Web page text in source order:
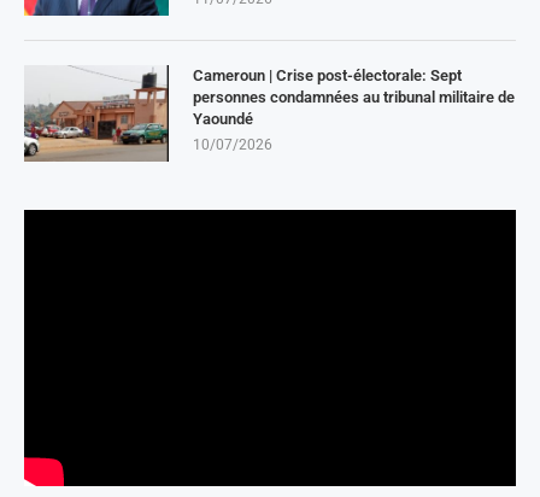
Cameroun | Crise post-électorale: Sept
personnes condamnées au tribunal militaire de
Yaoundé
10/07/2026